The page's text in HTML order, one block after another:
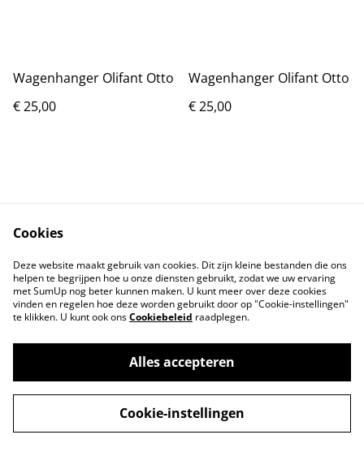
Wagenhanger Olifant Otto
€ 25,00
Wagenhanger Olifant Otto
€ 25,00
Contact
Voorwaarden
Privacybeleid
Cookiebeleid
©2026Lovelyhandmade
powered by
Cookies
Deze website maakt gebruik van cookies. Dit zijn kleine bestanden die ons
helpen te begrijpen hoe u onze diensten gebruikt, zodat we uw ervaring
met SumUp nog beter kunnen maken. U kunt meer over deze cookies
vinden en regelen hoe deze worden gebruikt door op "Cookie-instellingen"
te klikken. U kunt ook onsCookiebeleid raadplegen.
Alles accepteren
Cookie-instellingen